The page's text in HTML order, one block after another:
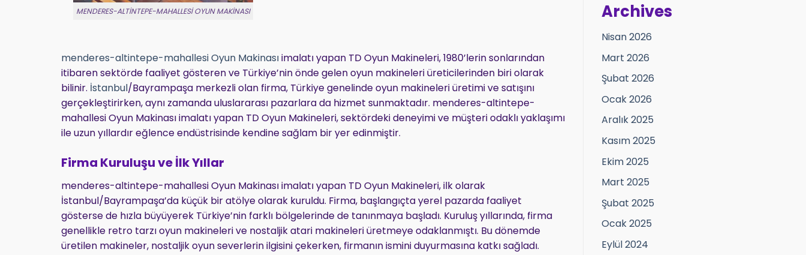
MENDERES-ALTINTEPE-MAHALLESI OYUN MAKINASI
menderes-altintepe-mahallesi Oyun Makinasıimalatı yapan TD Oyun Makineleri, 1980’lerin sonlarından
itibaren sektörde faaliyet gösteren ve Türkiye’nin önde gelen oyun makineleri üreticilerinden biri olarak
bilinir. İstanbul/Bayrampaşa merkezli olan firma, Türkiye genelinde oyun makineleri üretimi ve satışını
gerçekleştirirken, aynı zamanda uluslararası pazarlara da hizmet sunmaktadır. menderes-altintepe-
mahallesi Oyun Makinası imalatı yapan TD Oyun Makineleri, sektördeki deneyimi ve müşteri odaklı yaklaşımı
ile uzun yıllardır eğlence endüstrisinde kendine sağlam bir yer edinmiştir.
Firma Kuruluşu ve İlk Yıllar
menderes-altintepe-mahallesi Oyun Makinası imalatı yapan TD Oyun Makineleri, ilk olarak
İstanbul/Bayrampaşa’da küçük bir atölye olarak kuruldu. Firma, başlangıçta yerel pazarda faaliyet
gösterse de hızla büyüyerek Türkiye’nin farklı bölgelerinde de tanınmaya başladı. Kuruluş yıllarında, firma
genellikle retro tarzı oyun makineleri ve nostaljik atari makineleri üretmeye odaklanmıştı. Bu dönemde
üretilen makineler, nostaljik oyun severlerin ilgisini çekerken, firmanın ismini duyurmasına katkı sağladı.
Archives
Nisan 2026
Mart 2026
Şubat 2026
Ocak 2026
Aralık 2025
Kasım 2025
Ekim 2025
Mart 2025
Şubat 2025
Ocak 2025
Eylül 2024